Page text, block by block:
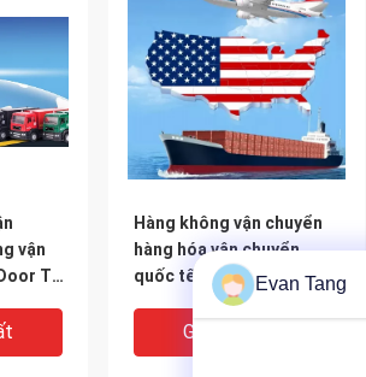
vận
To
Lan
Hàng không vận chuyển
hàng hóa vận chuyển
quốc tế dịch vụ chuyển
giao nhà cửa đến nhà
DDP với thuế Trung Quốc
đến Hoa Kỳ / Canada /
Giá Tốt Nhất
Evan Tang